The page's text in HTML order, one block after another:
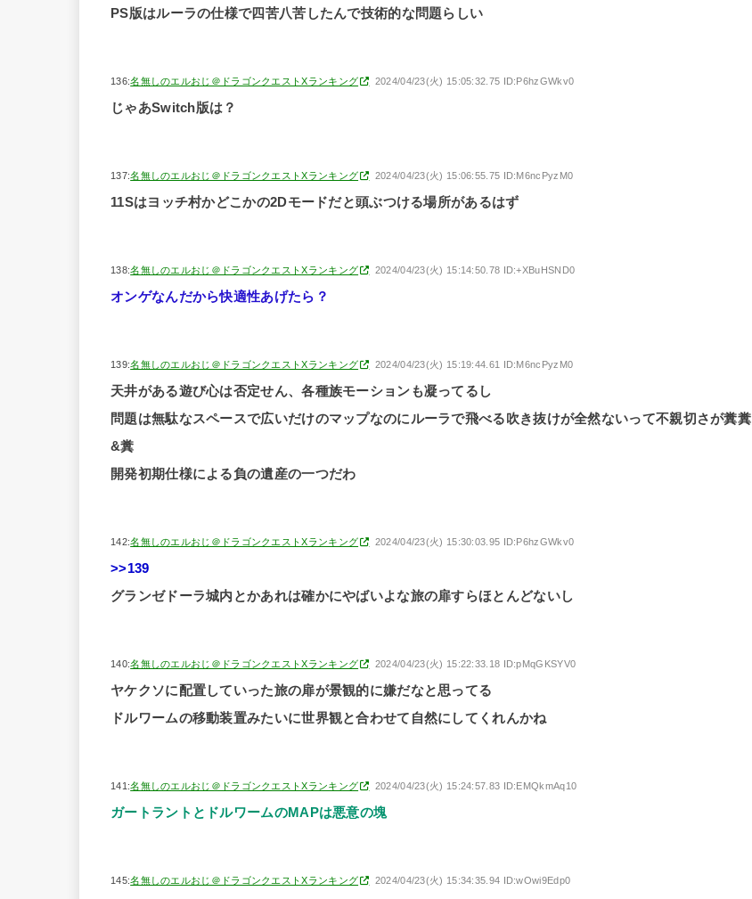
PS版はルーラの仕様で四苦八苦したんで技術的な問題らしい
136:名無しのエルおじ＠ドラゴンクエストXランキング 2024/04/23(火) 15:05:32.75 ID:P6hzGWkv0
じゃあSwitch版は？
137:名無しのエルおじ＠ドラゴンクエストXランキング 2024/04/23(火) 15:06:55.75 ID:M6ncPyzM0
11Sはヨッチ村かどこかの2Dモードだと頭ぶつける場所があるはず
138:名無しのエルおじ＠ドラゴンクエストXランキング 2024/04/23(火) 15:14:50.78 ID:+XBuHSND0
オンゲなんだから快適性あげたら？
139:名無しのエルおじ＠ドラゴンクエストXランキング 2024/04/23(火) 15:19:44.61 ID:M6ncPyzM0
天井がある遊び心は否定せん、各種族モーションも凝ってるし
問題は無駄なスペースで広いだけのマップなのにルーラで飛べる吹き抜けが全然ないって不親切さが糞糞
&糞
開発初期仕様による負の遺産の一つだわ
142:名無しのエルおじ＠ドラゴンクエストXランキング 2024/04/23(火) 15:30:03.95 ID:P6hzGWkv0
>>139
グランゼドーラ城内とかあれは確かにやばいよな旅の扉すらほとんどないし
140:名無しのエルおじ＠ドラゴンクエストXランキング 2024/04/23(火) 15:22:33.18 ID:pMqGKSYV0
ヤケクソに配置していった旅の扉が景観的に嫌だなと思ってる
ドルワームの移動装置みたいに世界観と合わせて自然にしてくれんかね
141:名無しのエルおじ＠ドラゴンクエストXランキング 2024/04/23(火) 15:24:57.83 ID:EMQkmAq10
ガートラントとドルワームのMAPは悪意の塊
145:名無しのエルおじ＠ドラゴンクエストXランキング 2024/04/23(火) 15:34:35.94 ID:wOwi9Edp0